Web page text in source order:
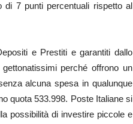
di 7 punti percentuali rispetto al
e Prestiti e garantiti dallo
perché offrono un
alcuna spesa in qualunque
quota 533.998. Poste Italiane si
possibilità di investire piccole e